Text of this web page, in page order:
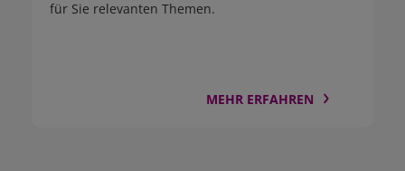
für Sie relevanten Themen.
MEHR ERFAHREN